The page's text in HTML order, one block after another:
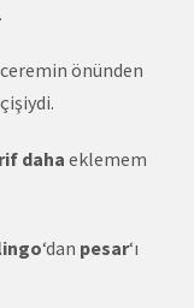
.
önünden
daha eklemem
‘dan pesar‘ı